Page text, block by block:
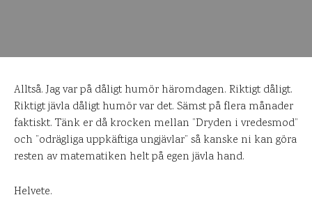
Alltså. Jag var på dåligt humör häromdagen. Riktigt dåligt.
Riktigt jävla dåligt humör var det. Sämst på flera månader
faktiskt. Tänk er då krocken mellan ”Dryden i vredesmod”
och ”odrägliga uppkäftiga ungjävlar” så kanske ni kan göra
resten av matematiken helt på egen jävla hand.
Helvete.